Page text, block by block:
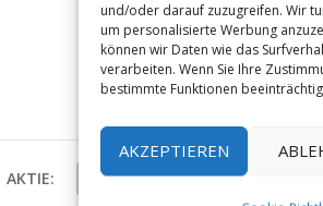
und/oder darauf zuzugreifen. Wir
um personalisierte Werbung
können wir Daten wie das
verarbeiten. Wenn Sie Ihre
bestimmte Funktionen
AKZEPTIEREN
AKTIE: RATE: